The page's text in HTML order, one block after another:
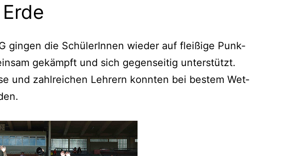
gin­gen die Schü­le­rIn­nen wie­der auf flei­ßi­ge Punk­
gekämpft und sich gegen­sei­tig unterstützt.
und zahl­rei­chen Leh­rern konn­ten bei bes­tem Wet­